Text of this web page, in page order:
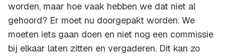
worden, maar hoe vaak hebben we dat niet al
gehoord? Er moet nu doorgepakt worden. We
moeten iets gaan doen en niet nog een commissie
bij elkaar laten zitten en vergaderen. Dit kan zo